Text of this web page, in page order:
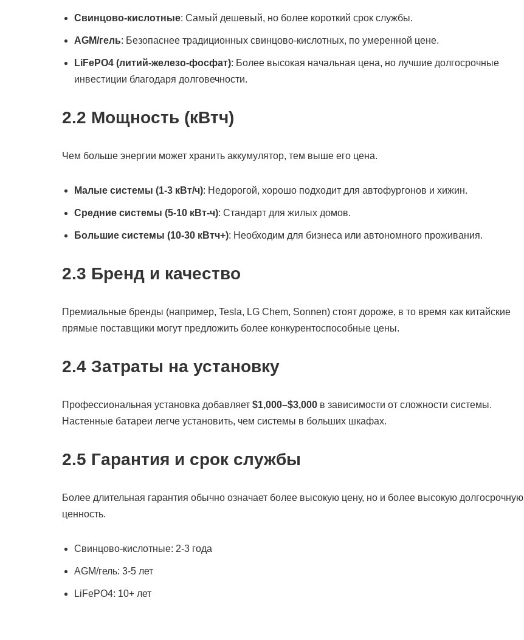
Свинцово-кислотные: Самый дешевый, но более короткий срок службы.
AGM/гель: Безопаснее традиционных свинцово-кислотных, по умеренной цене.
LiFePO4 (литий-железо-фосфат): Более высокая начальная цена, но лучшие долгосрочные
инвестиции благодаря долговечности.
2.2 Мощность (кВтч)
Чем больше энергии может хранить аккумулятор, тем выше его цена.
Малые системы (1-3 кВт/ч): Недорогой, хорошо подходит для автофургонов и хижин.
Средние системы (5-10 кВт-ч): Стандарт для жилых домов.
Большие системы (10-30 кВтч+): Необходим для бизнеса или автономного проживания.
2.3 Бренд и качество
Премиальные бренды (например, Tesla, LG Chem, Sonnen) стоят дороже, в то время как китайские
прямые поставщики могут предложить более конкурентоспособные цены.
2.4 Затраты на установку
Профессиональная установка добавляет $1,000–$3,000 в зависимости от сложности системы.
Настенные батареи легче установить, чем системы в больших шкафах.
2.5 Гарантия и срок службы
Более длительная гарантия обычно означает более высокую цену, но и более высокую долгосрочную
ценность.
Свинцово-кислотные: 2-3 года
AGM/гель: 3-5 лет
LiFePO4: 10+ лет